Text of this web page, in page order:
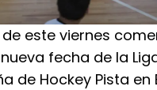
de este viernes
fecha de la
de Hockey Pista en